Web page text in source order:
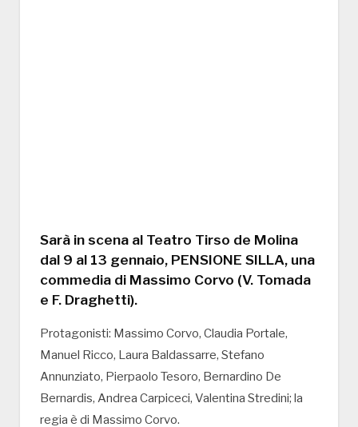
Sarà in scena al Teatro Tirso de Molina
dal 9 al 13 gennaio, PENSIONE SILLA, una
commedia di Massimo Corvo (V. Tomada
e F. Draghetti).
Protagonisti: Massimo Corvo, Claudia Portale,
Manuel Ricco, Laura Baldassarre, Stefano
Annunziato, Pierpaolo Tesoro, Bernardino De
Bernardis, Andrea Carpiceci, Valentina Stredini; la
regia è di Massimo Corvo.